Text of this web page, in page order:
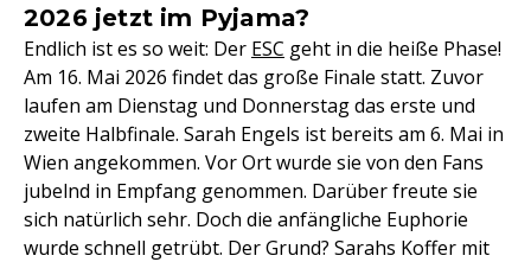
2026 jetzt im Pyjama?
Endlich ist es so weit: Der ESC geht in die heiße Phase!
Am 16. Mai 2026 findet das große Finale statt. Zuvor
laufen am Dienstag und Donnerstag das erste und
zweite Halbfinale. Sarah Engels ist bereits am 6. Mai in
Wien angekommen. Vor Ort wurde sie von den Fans
jubelnd in Empfang genommen. Darüber freute sie
sich natürlich sehr. Doch die anfängliche Euphorie
wurde schnell getrübt. Der Grund? Sarahs Koffer mit